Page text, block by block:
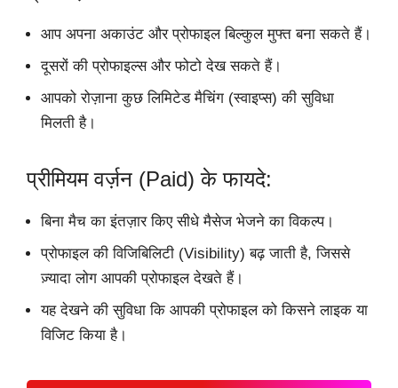
आप अपना अकाउंट और प्रोफाइल बिल्कुल मुफ्त बना सकते हैं।
दूसरों की प्रोफाइल्स और फोटो देख सकते हैं।
आपको रोज़ाना कुछ लिमिटेड मैचिंग (स्वाइप्स) की सुविधा
मिलती है।
प्रीमियम वर्ज़न (Paid) के फायदे:
बिना मैच का इंतज़ार किए सीधे मैसेज भेजने का विकल्प।
प्रोफाइल की विजिबिलिटी (Visibility) बढ़ जाती है, जिससे
ज़्यादा लोग आपकी प्रोफाइल देखते हैं।
यह देखने की सुविधा कि आपकी प्रोफाइल को किसने लाइक या
विजिट किया है।